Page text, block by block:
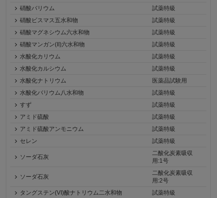
硝酸バリウム
試薬特級
硝酸ビスマス五水和物
試薬特級
硝酸マグネシウム六水和物
試薬特級
硝酸マンガン(II)六水和物
試薬特級
水酸化カリウム
試薬特級
水酸化カルシウム
試薬特級
水酸化ナトリウム
医薬品試験用
水酸化バリウム八水和物
試薬特級
すず
試薬特級
アミド硫酸
試薬特級
アミド硫酸アンモニウム
試薬特級
セレン
試薬特級
ソーダ石灰
二酸化炭素吸収
用:1号
ソーダ石灰
二酸化炭素吸収
用:2号
タングステン(VI)酸ナトリウム二水和物
試薬特級